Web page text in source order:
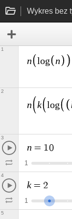
Wykres bez
n log n
1
n k log
2
n = 1 0
1
3
k = 2
1
4
5